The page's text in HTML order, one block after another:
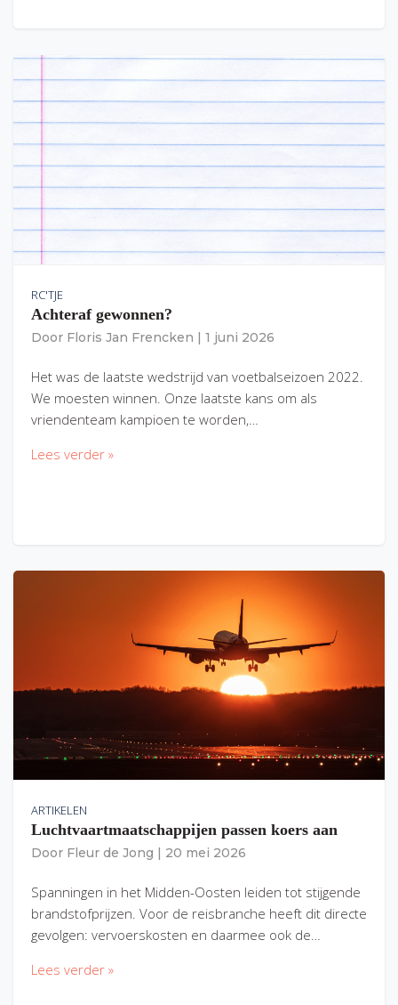
RC'TJE
Achteraf gewonnen?
Door Floris Jan Frencken 1 juni 2026
Het was de laatste wedstrijd van voetbalseizoen 2022.
We moesten winnen. Onze laatste kans om als
vriendenteam kampioen te worden,…
Lees verder »
ARTIKELEN
Luchtvaartmaatschappijen passen koers aan
Door Fleur de Jong 20 mei 2026
Spanningen in het Midden-Oosten leiden tot stijgende
brandstofprijzen. Voor de reisbranche heeft dit directe
gevolgen: vervoerskosten en daarmee ook de…
Lees verder »